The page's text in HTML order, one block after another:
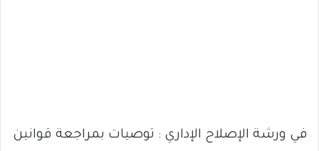
في ورشة الإصلاح الإداري : توصيات بمراجعة قوانين